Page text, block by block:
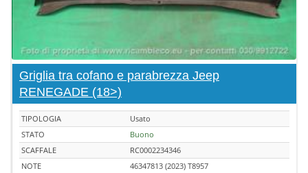
Griglia tra cofano e parabrezza Jeep
RENEGADE (18>)
TIPOLOGIA
Usato
STATO
Buono
SCAFFALE
RC0002234346
NOTE
46347813 (2023) T8957